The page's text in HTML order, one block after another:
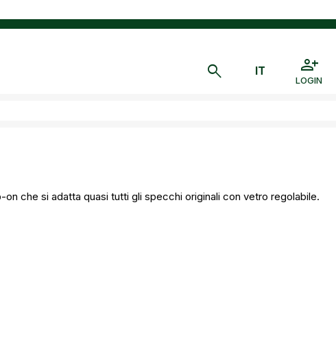
LOGIN
on che si adatta quasi tutti gli specchi originali con vetro regolabile.